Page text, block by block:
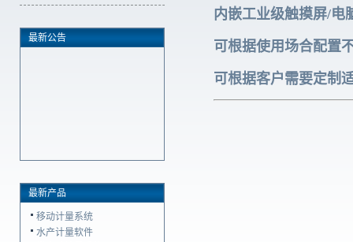
最新公告
平台
最新产品
移动计量系统
水产计量软件
内嵌工业级触摸屏/电
可根据使用场合配置
可根据客户需要定制